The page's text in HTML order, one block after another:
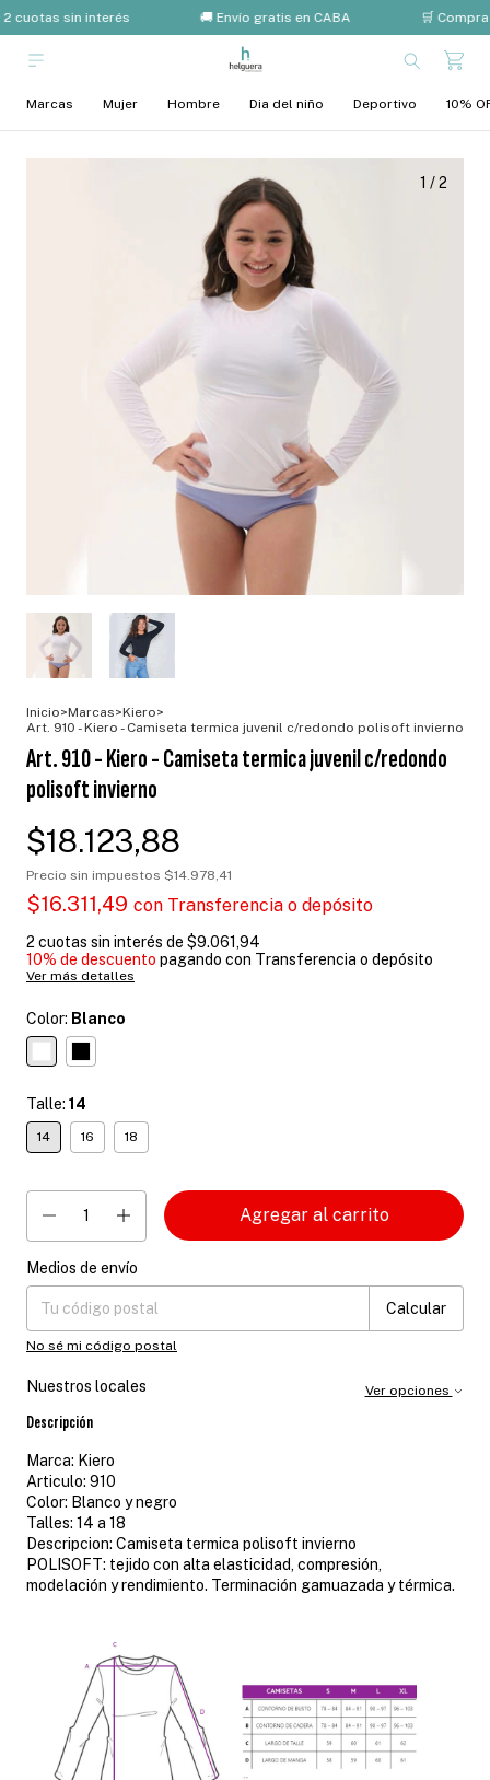
cuotas sin interés 🚚 Envío gratis en CABA 🛒
Marcas Mujer Hombre Dia del niño Deportivo 10%
1 /2
Inicio>Marcas>Kiero>
Art. 910 - Kiero - Camiseta termica juvenil c/redondo polisoft invierno
Art. 910 - Kiero - Camiseta termica juvenil c/redondo
polisoft invierno
$18.123,88
Precio sin impuestos $14.978,41
$16.311,49 con Transferencia o depósito
2 cuotas sin interés de $9.061,94
10% de descuento pagando con Transferencia o depósito
Ver más detalles
Color: Blanco
Talle: 14
14 16 18
Entregas para el CP:
Medios de envío
Calcular
No sé mi código postal
Nuestros locales Ver opciones
Descripción
Marca: Kiero
Articulo: 910
Color: Blanco y negro
Talles: 14 a 18
Descripcion: Camiseta termica polisoft invierno
POLISOFT: tejido con alta elasticidad, compresión,
modelación y rendimiento. Terminación gamuazada y térmica.